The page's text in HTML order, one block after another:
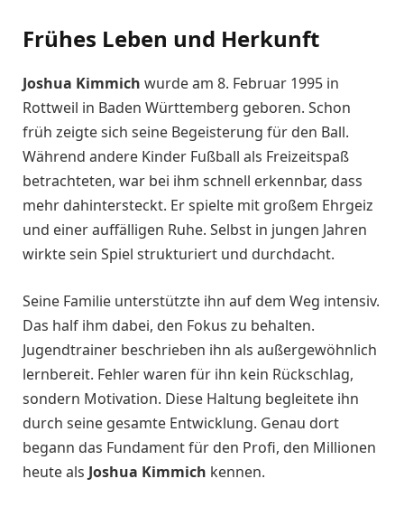
Frühes Leben und Herkunft
Joshua Kimmich wurde am 8. Februar 1995 in
Rottweil in Baden Württemberg geboren. Schon
früh zeigte sich seine Begeisterung für den Ball.
Während andere Kinder Fußball als Freizeitspaß
betrachteten, war bei ihm schnell erkennbar, dass
mehr dahintersteckt. Er spielte mit großem Ehrgeiz
und einer auffälligen Ruhe. Selbst in jungen Jahren
wirkte sein Spiel strukturiert und durchdacht.
Seine Familie unterstützte ihn auf dem Weg intensiv.
Das half ihm dabei, den Fokus zu behalten.
Jugendtrainer beschrieben ihn als außergewöhnlich
lernbereit. Fehler waren für ihn kein Rückschlag,
sondern Motivation. Diese Haltung begleitete ihn
durch seine gesamte Entwicklung. Genau dort
begann das Fundament für den Profi, den Millionen
heute als Joshua Kimmich kennen.